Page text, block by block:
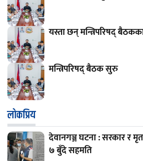
यस्ता छन् मन्त्रिपरिषद्
मन्त्रिपरिषद् बैठक सुरु
लाेकप्रिय
देवानगञ्ज घटना : सरकार र
७ बुँदे सहमति